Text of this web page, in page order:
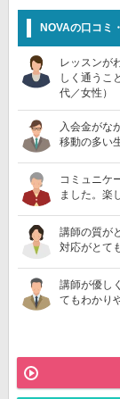
NOVAの口コミ
レッスンが
しく通うこ
代／女性）
入会金がな
移動の多い
コミュニケ
ました。楽
講師の質が
対応がとて
講師が優し
てもわかり